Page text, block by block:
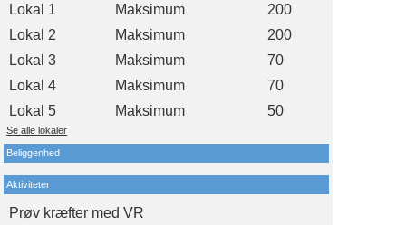
Lokal 1 Maksimum
200
Lokal 2
Maksimum
200
Lokal 3
Maksimum
70
Lokal 4
Maksimum
70
Lokal 5
Maksimum 50
Se alle lokaler
Beliggenhed
Aktiviteter
Prøv kræfter med VR